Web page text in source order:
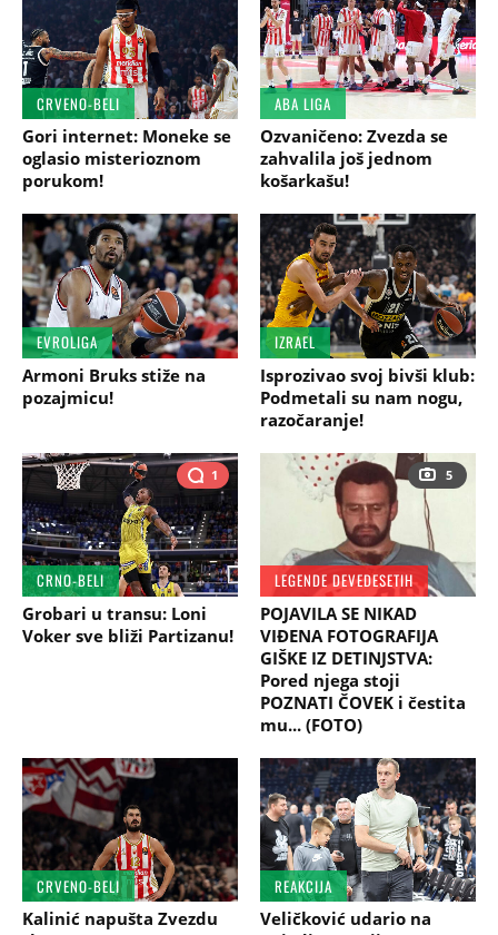
CRVENO-BELI
Gori internet: Moneke se
oglasio misterioznom
porukom!
ABA LIGA
Ozvaničeno: Zvezda se
zahvalila još jednom
košarkašu!
EVROLIGA
Armoni Bruks stiže na
pozajmicu!
IZRAEL
Isprozivao svoj bivši klub:
Podmetali su nam nogu,
razočaranje!
1
CRNO-BELI
Grobari u transu: Loni
Voker sve bliži Partizanu!
5
LEGENDE DEVEDESETIH
POJAVILA SE NIKAD
VIĐENA FOTOGRAFIJA
GIŠKE IZ DETINJSTVA:
Pored njega stoji
POZNATI ČOVEK i čestita
mu... (FOTO)
CRVENO-BELI
Kalinić napušta Zvezdu
REAKCIJA
Veličković udario na